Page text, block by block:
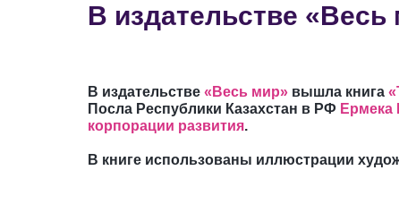
В издательстве «Весь
В издательстве «Весь мир» вышла книга
Посла Республики Казахстан в РФ Ермека
корпорации развития.
В книге использованы иллюстрации